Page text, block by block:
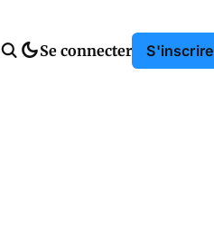
Se connecter S'inscrire